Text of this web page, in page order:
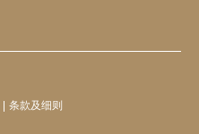
条款及细则